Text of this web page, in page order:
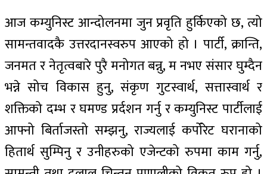
आज कम्युनिस्ट आन्दोलनमा जुन प्रवृति हुर्किएको छ, त्यो
सामन्तवादकै उत्तरदानस्वरुप आएको हो । पार्टी, क्रान्ति,
जनमत र नेतृत्वबारे पुरै मनोगत बन्नु, म नभए संसार घुम्दैन
भन्ने सोच विकास हुनु, संकृण गुटस्वार्थ, सत्तास्वार्थ र
शक्तिको दम्भ र घमण्ड प्रर्दशन गर्नु र कम्युनिस्ट पार्टीलाई
आफ्नो बिर्ताजस्तो सम्झनु, राज्यलाई कर्पोरेट घरानाको
हितार्थ सुम्पिनु र उनीहरुको एजेन्टको रुपमा काम गर्नु,